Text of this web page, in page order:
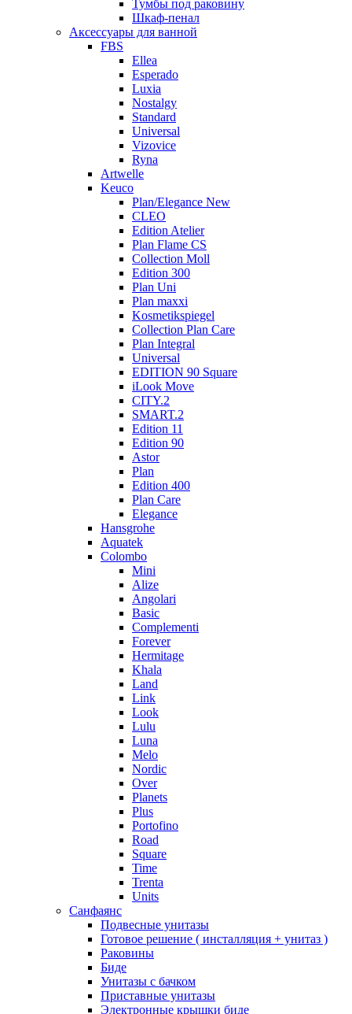
Тумбы под раковину
Шкаф-пенал
Аксессуары для ванной
FBS
Ellea
Esperado
Luxia
Nostalgy
Standard
Universal
Vizovice
Ryna
Artwelle
Keuco
Plan/Elegance New
CLEO
Edition Atelier
Plan Flame CS
Collection Moll
Edition 300
Plan Uni
Plan maxxi
Kosmetikspiegel
Collection Plan Care
Plan Integral
Universal
EDITION 90 Square
iLook Move
CITY.2
SMART.2
Edition 11
Edition 90
Astor
Plan
Edition 400
Plan Care
Elegance
Hansgrohe
Aquatek
Colombo
Mini
Alize
Angolari
Basic
Complementi
Forever
Hermitage
Khala
Land
Link
Look
Lulu
Luna
Melo
Nordic
Over
Planets
Plus
Portofino
Road
Square
Time
Trenta
Units
Санфаянс
Подвесные унитазы
Готовое решение ( инсталляция + унитаз )
Раковины
Биде
Унитазы с бачком
Приставные унитазы
Электронные крышки биде